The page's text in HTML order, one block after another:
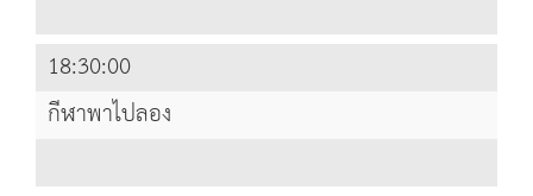
18:30:00
กีฬาพาไปลอง